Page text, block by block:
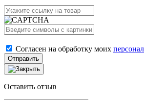
Согласен на обработку моих
Отправить
Оставить отзыв